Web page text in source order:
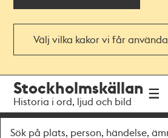
Välj vilka kakor vi får använda
navigationen
huvudinnehållet
Stockholmskällan
Historia i ord, ljud och bild